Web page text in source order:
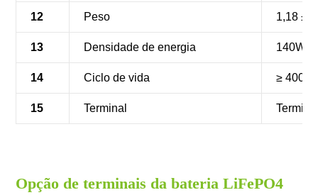
12 Peso 1,18 ±
13 Densidade de energia 140Wh/
14 Ciclo de vida ≥ 4000
15 Terminal
Opção de terminais da bateria LiFePO4